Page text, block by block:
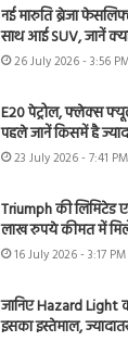
नई मारुति ब्रेजा
साथ आई SUV, जानें
26 July 2026 - 3:56
E20 पेट्रोल, फ्लेक्स
पहले जानें किसमें है
23 July 2026 - 7:41 PM
Triumph की लिमिटेड
लाख रुपये कीमत में
16 July 2026 - 3:17 PM
जानिए Hazard
इसका इस्तेमाल,